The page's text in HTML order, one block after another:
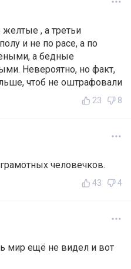
, а третьи
и не по расе, а по
а бедные
Невероятно, но факт,
чтоб не оштрафовали
23 8
человечков.
43 4
мир ещё не видел и вот